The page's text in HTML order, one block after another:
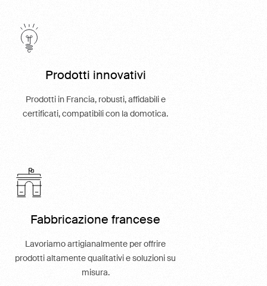
Prodotti innovativi
Prodotti in Francia, robusti, affidabili e
certificati, compatibili con la domotica.
Fabbricazione francese
Lavoriamo artigianalmente per offrire
prodotti altamente qualitativi e soluzioni su
misura.